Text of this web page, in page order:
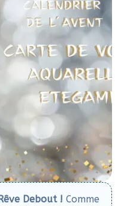
Debout ! Comme